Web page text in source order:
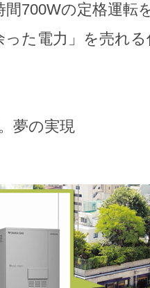
間700Wの定格運転
た電力」を売れ
夢の実現